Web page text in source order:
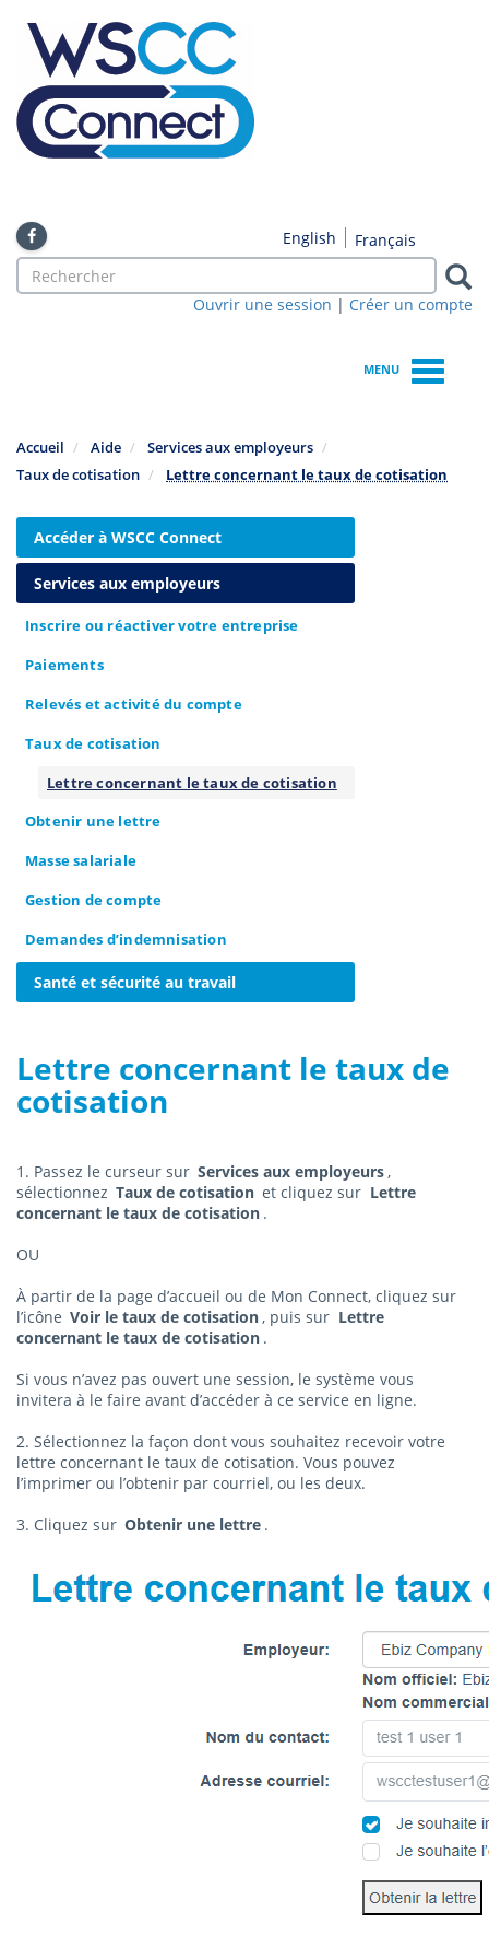
to
main
content
Français
English
Search
form
Ouvrir une session | Créer un compte
MENU
Accueil Aide
Services aux employeurs
Taux de cotisation
Lettre concernant le taux de cotisation
Accéder à WSCC Connect
Services aux employeurs
Inscrire ou réactiver votre entreprise
Paiements
Relevés et activité du compte
Taux de cotisation
Lettre concernant le taux de cotisation
Obtenir une lettre
Masse salariale
Gestion de compte
Demandes d’indemnisation
Santé et sécurité au travail
Lettre concernant le taux de
cotisation
1. Passez le curseur sur Services aux employeurs,
sélectionnez Taux de cotisation et cliquez sur Lettre
concernant le taux de cotisation .
OU
À partir de la page d’accueil ou de Mon Connect, cliquez sur
l’icône Voir le taux de cotisation, puis sur Lettre
concernant le taux de cotisation .
Si vous n’avez pas ouvert une session, le système vous
invitera à le faire avant d’accéder à ce service en ligne.
2. Sélectionnez la façon dont vous souhaitez recevoir votre
lettre concernant le taux de cotisation. Vous pouvez
l’imprimer ou l’obtenir par courriel, ou les deux.
3. Cliquez sur Obtenir une lettre .